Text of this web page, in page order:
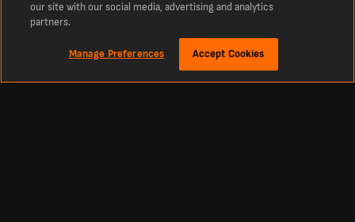
our site with our social media, advertising and analytics
partners.
Manage Preferences Accept Cookies